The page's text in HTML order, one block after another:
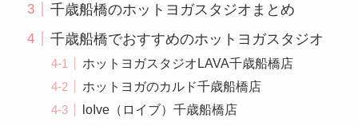
千歳船橋のホットヨガスタジオまとめ
千歳船橋でおすすめのホットヨガスタジオ
ホットヨガスタジオLAVA千歳船橋店
ホットヨガのカルド千歳船橋店
loIve（ロイブ）千歳船橋店